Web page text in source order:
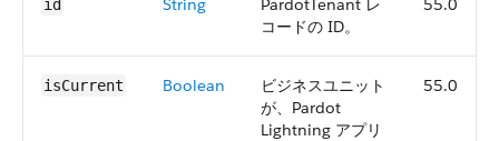
id String
PardotTenant レ
コードの ID。
55.0
isCurrent Boolean
ビジネスユニット
が、Pardot
Lightning アプリ
55.0